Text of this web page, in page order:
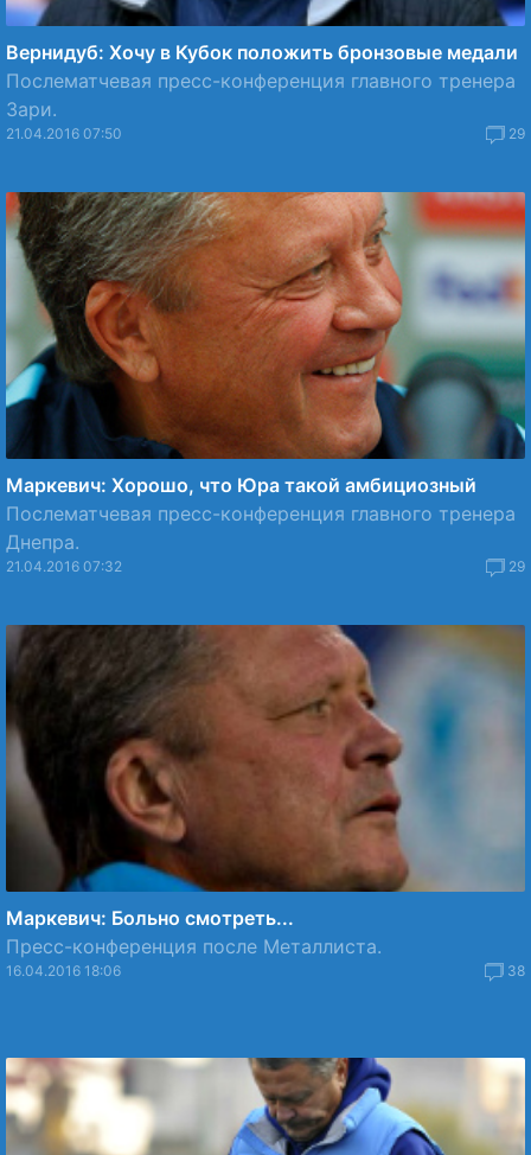
Вернидуб: Хочу в Кубок положить бронзовые медали
Послематчевая пресс-конференция главного тренера
Зари.
21.04.2016 07:50 29
Маркевич: Хорошо, что Юра такой амбициозный
Послематчевая пресс-конференция главного тренера
Днепра.
21.04.2016 07:32 29
Маркевич: Больно смотреть...
Пресс-конференция после Металлиста.
16.04.2016 18:06 38